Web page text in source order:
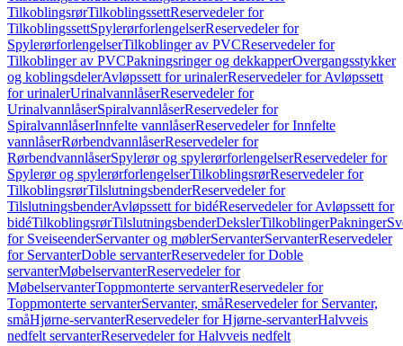
TilkoblingsrørTilkoblingssettReservedeler for
TilkoblingssettSpylerørforlengelserReservedeler for
SpylerørforlengelserTilkoblinger av PVCReservedeler for
Tilkoblinger av PVCPakningsringer og dekkapperOvergangsstykker
og koblingsdelerAvløpssett for urinalerReservedeler for Avløpssett
for urinalerUrinalvannlåserReservedeler for
UrinalvannlåserSpiralvannlåserReservedeler for
SpiralvannlåserInnfelte vannlåserReservedeler for Innfelte
vannlåserRørbendvannlåserReservedeler for
RørbendvannlåserSpylerør og spylerørforlengelserReservedeler for
Spylerør og spylerørforlengelserTilkoblingsrørReservedeler for
TilkoblingsrørTilslutningsbenderReservedeler for
TilslutningsbenderAvløpssett for bidéReservedeler for Avløpssett for
bidéTilkoblingsrørTilslutningsbenderDekslerTilkoblingerPakninger
for SveiseenderServanter og møblerServanterServanterReservedeler
for ServanterDoble servanterReservedeler for Doble
servanterMøbelservanterReservedeler for
MøbelservanterToppmonterte servanterReservedeler for
Toppmonterte servanterServanter, småReservedeler for Servanter,
småHjørne-servanterReservedeler for Hjørne-servanterHalvveis
nedfelt servanterReservedeler for Halvveis nedfelt